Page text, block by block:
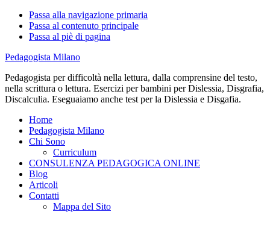
Passa alla navigazione primaria
Passa al contenuto principale
Passa al piè di pagina
Pedagogista Milano
Pedagogista per difficoltà nella lettura, dalla comprensine del testo,
nella scrittura o lettura. Esercizi per bambini per Dislessia, Disgrafia,
Discalculia. Eseguaiamo anche test per la Dislessia e Disgafia.
Home
Pedagogista Milano
Chi Sono
Curriculum
CONSULENZA PEDAGOGICA ONLINE
Blog
Articoli
Contatti
Mappa del Sito